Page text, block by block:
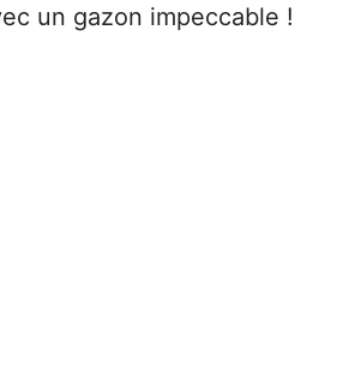
un gazon impeccable !